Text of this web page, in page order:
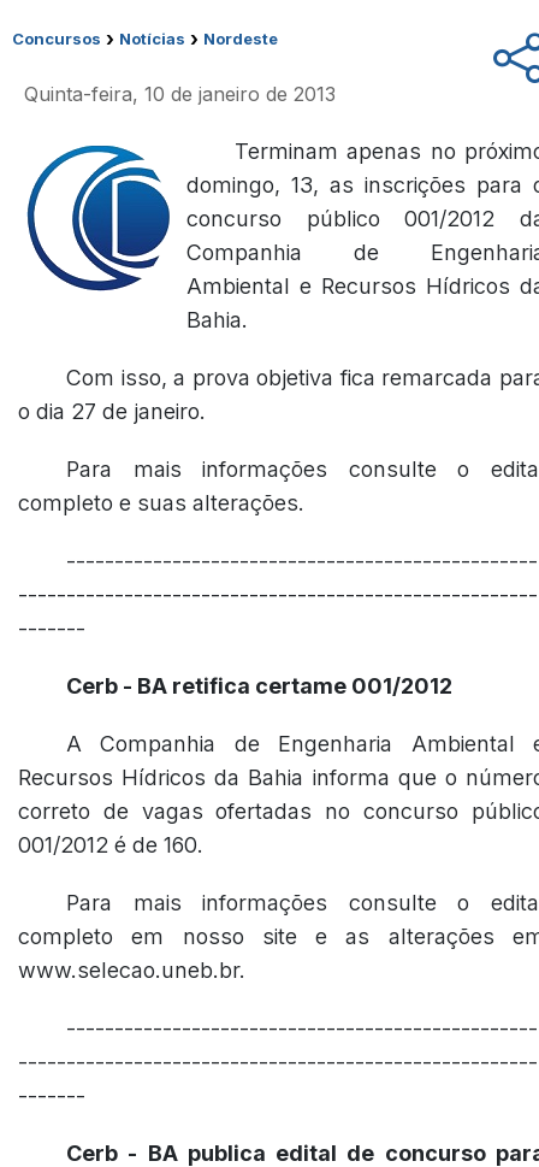
Concursos › Notícias › Nordeste
Quinta-feira, 10 de janeiro de 2013
Terminam apenas no
domingo, 13, as inscrições para
concurso público 001/2012
Companhia de
Ambiental e Recursos Hídricos
Bahia.
Com isso, a prova objetiva fica remarcada
o dia 27 de janeiro.
Para mais informações consulte o
completo e suas alterações.
-------------------------------------------------
------------------------------------------------------
-------
Cerb - BA retifica certame 001/2012
A Companhia de Engenharia Ambiental
Recursos Hídricos da Bahia informa que o
correto de vagas ofertadas no concurso
001/2012 é de 160.
Para mais informações consulte o
completo em nosso site e as alterações
www.selecao.uneb.br.
-------------------------------------------------
------------------------------------------------------
-------
Cerb - BA publica edital de concurso